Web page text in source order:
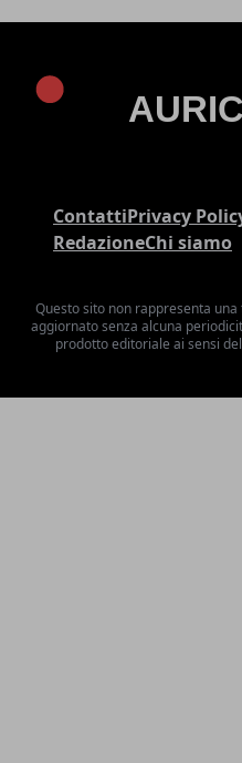
ContattiPrivacy
RedazioneChi siamo
Questo sito non rappresenta
aggiornato senza alcuna
prodotto editoriale ai sensi